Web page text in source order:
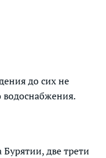
до сих не
водоснабжения.
Бурятии, две трети